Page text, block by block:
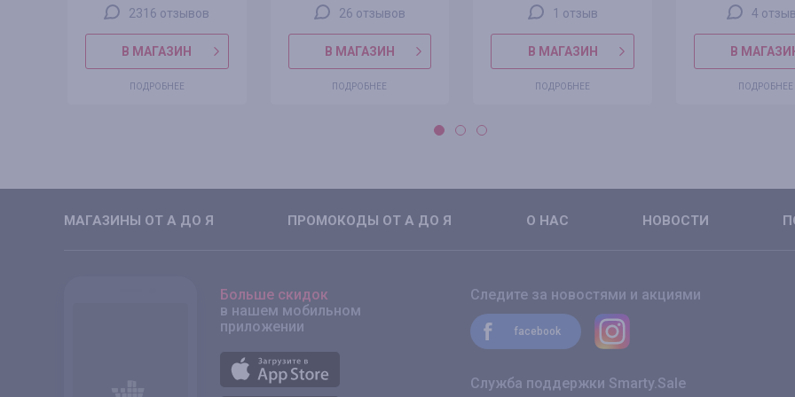
2316 отзывов
В МАГАЗИН
ПОДРОБНЕЕ
26 отзывов
В МАГАЗИН
ПОДРОБНЕЕ
1 отзыв
В МАГАЗИН
ПОДРОБНЕЕ
4
В
ПОДРОБНЕЕ
МАГАЗИНЫ ОТ А ДО Я ПРОМОКОДЫ ОТ А ДО Я О НАС НОВОСТИ
Больше скидок
в нашем мобильном
приложении
Следите за новостями и акциями
facebook
Служба поддержки Smarty.Sale